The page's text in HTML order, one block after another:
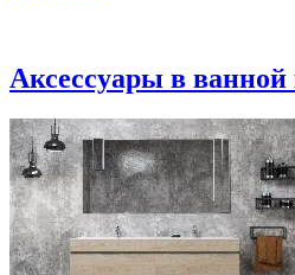
Аксессуары в ванной